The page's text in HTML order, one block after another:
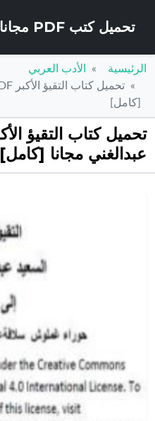
تحميل كتب PDF مجانا – كتب كو
الرئيسية
الأدب العربي
[كامل]
عبدالغني مجانا [كامل]